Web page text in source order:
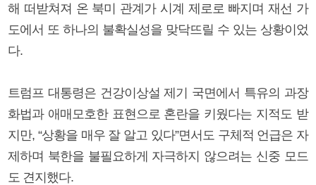
해 떠받쳐져 온 북미 관계가 시계 제로로 빠지며 재선 가
도에서 또 하나의 불확실성을 맞닥뜨릴 수 있는 상황이었
다.
트럼프 대통령은 건강이상설 제기 국면에서 특유의 과장
화법과 애매모호한 표현으로 혼란을 키웠다는 지적도 받
지만, “상황을 매우 잘 알고 있다”면서도 구체적 언급은 자
제하며 북한을 불필요하게 자극하지 않으려는 신중 모드
도 견지했다.